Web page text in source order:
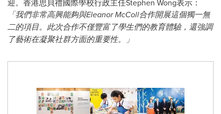
迎。香港思貝禮國際學校行政主任Stephen Wong表示：
「我們非常高興能夠與Eleanor McColl合作開展這個獨一無
二的項目。此次合作不僅豐富了學生們的教育體驗，還強調
了藝術在凝聚社群方面的重要性。」